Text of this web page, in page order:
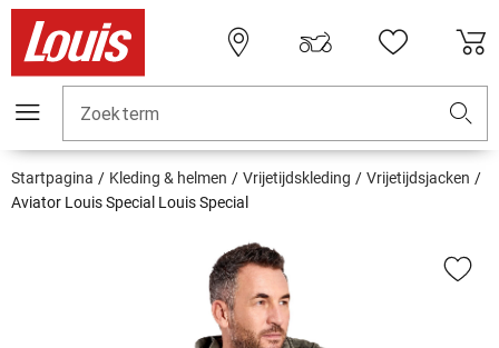
Zoekterm
Startpagina Kleding & helmen Vrijetijdskleding
Vrijetijdsjacken
Aviator Louis Special Louis Special